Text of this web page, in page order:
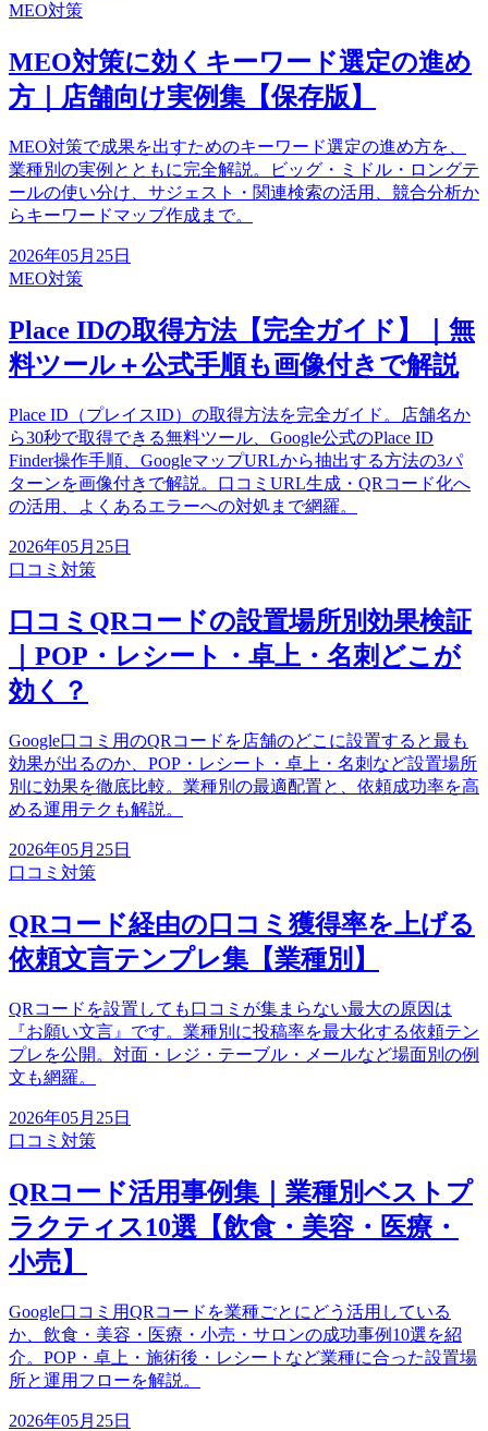
MEO対策
MEO対策に効くキーワード選定の進め
方｜店舗向け実例集【保存版】
MEO対策で成果を出すためのキーワード選定の進め方を、
業種別の実例とともに完全解説。ビッグ・ミドル・ロングテ
ールの使い分け、サジェスト・関連検索の活用、競合分析か
らキーワードマップ作成まで。
2026年05月25日
MEO対策
Place IDの取得方法【完全ガイド】｜無
料ツール＋公式手順も画像付きで解説
Place ID（プレイスID）の取得方法を完全ガイド。店舗名か
ら30秒で取得できる無料ツール、Google公式のPlace ID
Finder操作手順、GoogleマップURLから抽出する方法の3パ
ターンを画像付きで解説。口コミURL生成・QRコード化へ
の活用、よくあるエラーへの対処まで網羅。
2026年05月25日
口コミ対策
口コミQRコードの設置場所別効果検証
｜POP・レシート・卓上・名刺どこが
効く？
Google口コミ用のQRコードを店舗のどこに設置すると最も
効果が出るのか、POP・レシート・卓上・名刺など設置場所
別に効果を徹底比較。業種別の最適配置と、依頼成功率を高
める運用テクも解説。
2026年05月25日
口コミ対策
QRコード経由の口コミ獲得率を上げる
依頼文言テンプレ集【業種別】
QRコードを設置しても口コミが集まらない最大の原因は
『お願い文言』です。業種別に投稿率を最大化する依頼テン
プレを公開。対面・レジ・テーブル・メールなど場面別の例
文も網羅。
2026年05月25日
口コミ対策
QRコード活用事例集｜業種別ベストプ
ラクティス10選【飲食・美容・医療・
小売】
Google口コミ用QRコードを業種ごとにどう活用している
か、飲食・美容・医療・小売・サロンの成功事例10選を紹
介。POP・卓上・施術後・レシートなど業種に合った設置場
所と運用フローを解説。
2026年05月25日